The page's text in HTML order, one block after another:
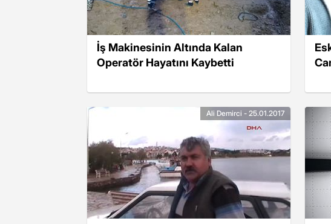
İş Makinesinin Altında Kalan
Operatör Hayatını Kaybetti
Ali Demirci - 25.01.2017